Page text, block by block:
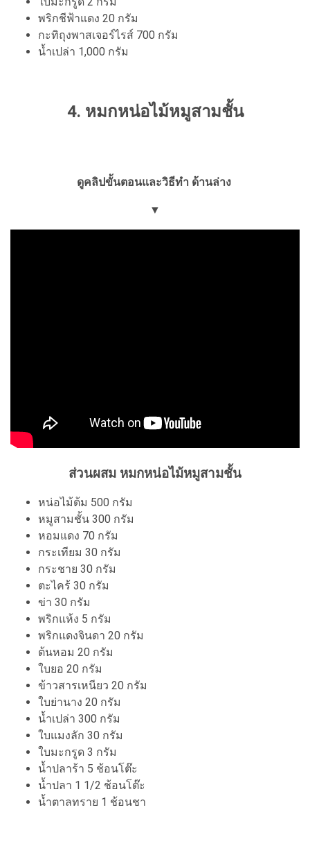
พริกชีฟ้าแดง 20 กรัม
กะทิถุงพาสเจอร์ไรส์ 700 กรัม
น้ำเปล่า 1,000 กรัม
4. หมกหน่อไม้หมูสามชั้น
ดูคลิปขั้นตอนและวิธีทำ ด้านล่าง
▼
ส่วนผสม หมกหน่อไม้หมูสามชั้น
หน่อไม้ต้ม 500 กรัม
หมูสามชั้น 300 กรัม
หอมแดง 70 กรัม
กระเทียม 30 กรัม
กระชาย 30 กรัม
ตะไคร้ 30 กรัม
ข่า 30 กรัม
พริกแห้ง 5 กรัม
พริกแดงจินดา 20 กรัม
ต้นหอม 20 กรัม
ใบยอ 20 กรัม
ข้าวสารเหนียว 20 กรัม
ใบย่านาง 20 กรัม
น้ำเปล่า 300 กรัม
ใบแมงลัก 30 กรัม
ใบมะกรูด 3 กรัม
น้ำปลาร้า 5 ช้อนโต๊ะ
น้ำปลา 1 1/2 ช้อนโต๊ะ
น้ำตาลทราย 1 ช้อนชา